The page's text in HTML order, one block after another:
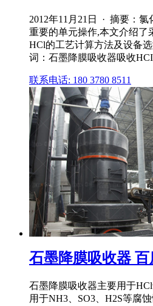
2012年11月21日 · 摘要：
重要的单元操作,本文介绍了
HCl的工艺计算方法及设备
词：石墨降膜吸收器吸收
联系电话: 180 3780 8511
石墨降膜吸收器
石墨降膜吸收器主要用于
用于NH3、SO3、H2S等腐